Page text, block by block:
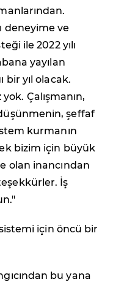
deneyime ve
ile 2022 yılı
yayılan
bir yıl olacak.
Çalışmanın,
şeffaf
kurmanın
bizim için büyük
olan inancından
İş
için öncü bir
bu yana